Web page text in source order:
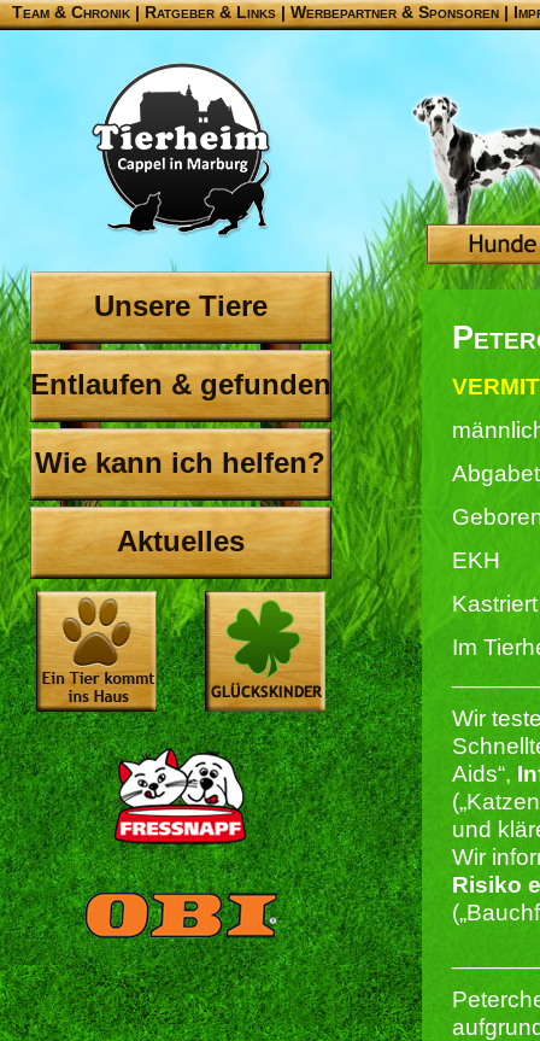
Team & Chronik |Ratgeber & Links|Werbepartner & Sponsoren|
Unsere Tiere
Entlaufen & gefunden
Wie kann ich helfen?
Aktuelles
EKH
Im
Wir
Aids“,
und
Wir
Risiko